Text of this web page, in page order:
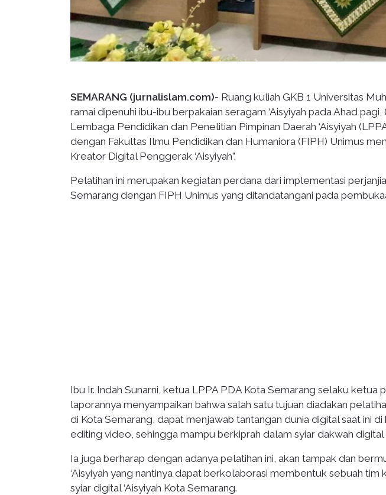
SEMARANG (jurnalislam.com)- Ruang kuliah GKB 1 Universitas
ramai dipenuhi ibu-ibu berpakaian seragam ‘Aisyiyah pada Ahad
Lembaga Pendidikan dan Penelitian Pimpinan Daerah ‘Aisyiyah
dengan Fakultas Ilmu Pendidikan dan Humaniora (FIPH) Unimus
Kreator Digital Penggerak ‘Aisyiyah”.
Pelatihan ini merupakan kegiatan perdana dari implementasi
Semarang dengan FIPH Unimus yang ditandatangani pada
Ibu Ir. Indah Sunarni, ketua LPPA PDA Kota Semarang selaku ketua
laporannya menyampaikan bahwa salah satu tujuan diadakan
di Kota Semarang, dapat menjawab tantangan dunia digital saat ini
editing video, sehingga mampu berkiprah dalam syiar dakwah
Ia juga berharap dengan adanya pelatihan ini, akan tampak dan
‘Aisyiyah yang nantinya dapat berkolaborasi membentuk sebuah
syiar digital ‘Aisyiyah Kota Semarang.